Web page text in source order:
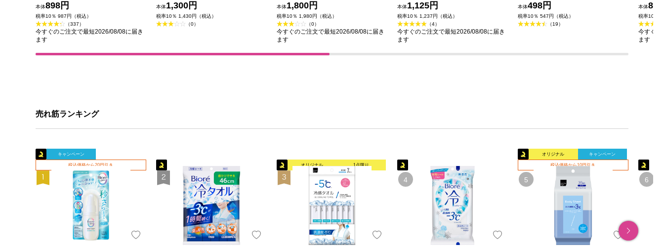
花王
本体898円
税率10％ 987円（税込）
（337）
今すぐのご注文で最短2026/08/08に届き
ます
薬部外品)
本体1,300円
税率10％ 1,430円（税込）
（0）
本体1,800円
税率10％ 1,980円（税込）
（0）
今すぐのご注文で最短2026/08/08に届き
ます
本体1,125円
税率10％ 1,237円（税込）
（4）
今すぐのご注文で最短2026/08/08に届き
ます
本体498円
税率10％ 547円（税込）
（19）
本体
税率10％
今すぐの
ます
売れ筋ランキング
キャンペーン
税込価格から20円引き オリジナル 1点限り
オリジナル キャンペーン
税込価格から10円引き